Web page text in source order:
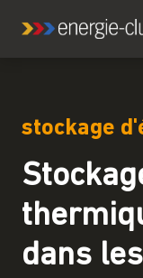
stockage
dans